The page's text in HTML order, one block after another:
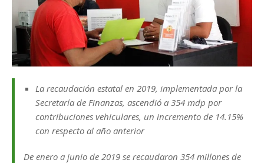
La recaudación estatal en 2019, implementada por la
Secretaría de Finanzas, ascendió a 354 mdp por
contribuciones vehiculares, un incremento de 14.15%
con respecto al año anterior
De enero a junio de 2019 se recaudaron 354 millones de